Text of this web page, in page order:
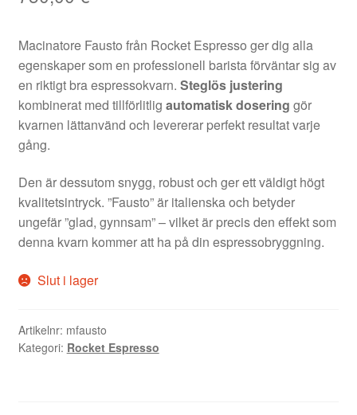
Macinatore Fausto från Rocket Espresso ger dig alla
egenskaper som en professionell barista förväntar sig av
en riktigt bra espressokvarn. Steglös justering
kombinerat med tillförlitlig automatisk dosering gör
kvarnen lättanvänd och levererar perfekt resultat varje
gång.
Den är dessutom snygg, robust och ger ett väldigt högt
kvalitetsintryck. ”Fausto” är italienska och betyder
ungefär ”glad, gynnsam” – vilket är precis den effekt som
denna kvarn kommer att ha på din espressobryggning.
Slut i lager
Artikelnr: mfausto
Kategori: Rocket Espresso